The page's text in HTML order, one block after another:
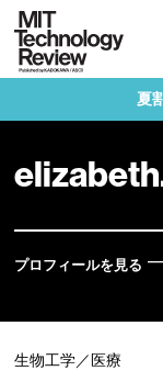
夏
プロフィールを見る
生物工学／医療